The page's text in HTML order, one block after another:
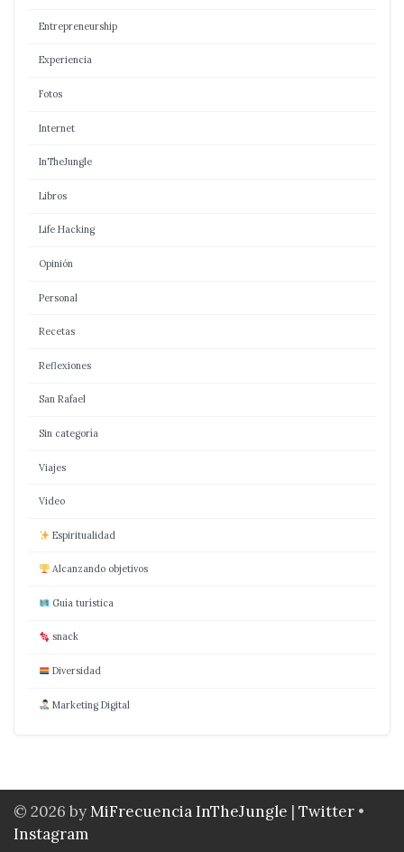
Entrepreneurship
Experiencia
Fotos
Internet
InTheJungle
Libros
Life Hacking
Opinión
Personal
Recetas
Reflexiones
San Rafael
Sin categoría
Viajes
Video
Espiritualidad
Alcanzando objetivos
Guía turística
snack
Diversidad
Marketing Digital
© 2026 byMiFrecuencia InTheJungle | Twitter •
Instagram